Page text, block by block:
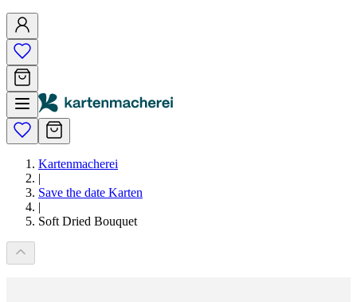
Kartenmacherei
|
Save the date Karten
|
Soft Dried Bouquet